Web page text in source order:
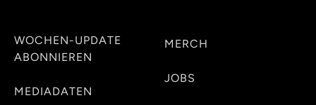
WOCHEN-UPDATE
ABONNIEREN
MEDIADATEN
MERCH
JOBS